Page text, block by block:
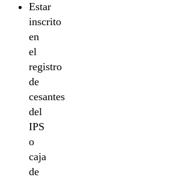
Estar
inscrito
en
el
registro
de
cesantes
del
IPS
o
caja
de